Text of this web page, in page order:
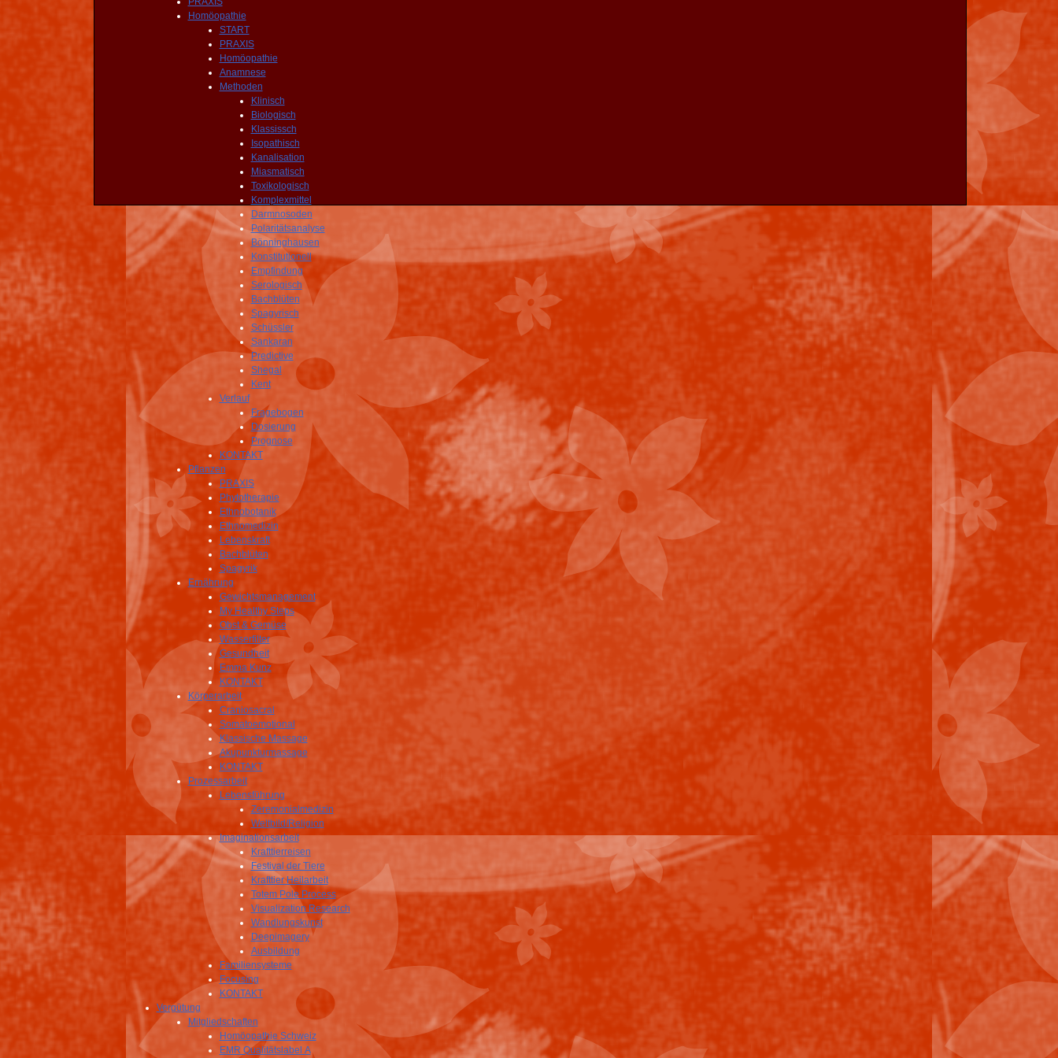
Homöopathie
START
PRAXIS
Homöopathie
Anamnese
Methoden
Klinisch
Biologisch
Klassissch
Isopathisch
Kanalisation
Miasmatisch
Toxikologisch
Komplexmittel
Darmnosoden
Polaritätsanalyse
Bönninghausen
Konstitutionell
Empfindung
Serologisch
Bachblüten
Spagyrisch
Schüssler
Sankaran
Predictive
Shegal
Kent
Verlauf
Fragebogen
Dosierung
Prognose
KONTAKT
Pflanzen
PRAXIS
Phytotherapie
Ethnobotanik
Ethnomedizin
Lebenskraft
Bachblüten
Spagyrik
Ernährung
Gewichtsmanagement
My Healthy Steps
Obst & Gemüse
Wasserfilter
Gesundheit
Emma Kunz
KONTAKT
Körperarbeit
Craniosacral
Somatoemotional
Klassische Massage
Akupunkturmassage
KONTAKT
Prozessarbeit
Lebensführung
Zeremonialmedizin
Weltbild/Religion
Imaginationsarbeit
Krafttierreisen
Festival der Tiere
Krafttier Heilarbeit
Totem Pole Process
Visualization Research
Wandlungskunst
Deepimagery
Ausbildung
Familiensysteme
Focusing
KONTAKT
Vergütung
Mitgliedschaften
Homöopathie Schweiz
EMR Qualitätslabel A